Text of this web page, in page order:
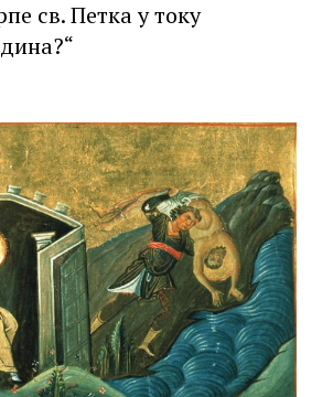
св. Петка у току